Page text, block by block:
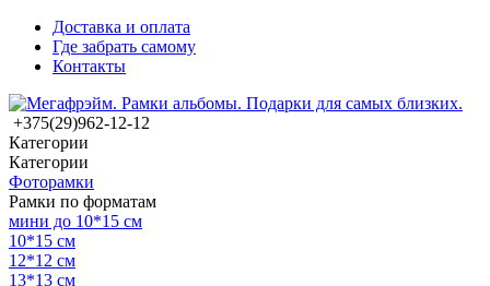
Доставка и оплата
Где забрать самому
Контакты
+375(29)962-12-12
Категории
Категории
Фоторамки
Рамки по форматам
мини до 10*15 см
10*15 см
12*12 см
13*13 см